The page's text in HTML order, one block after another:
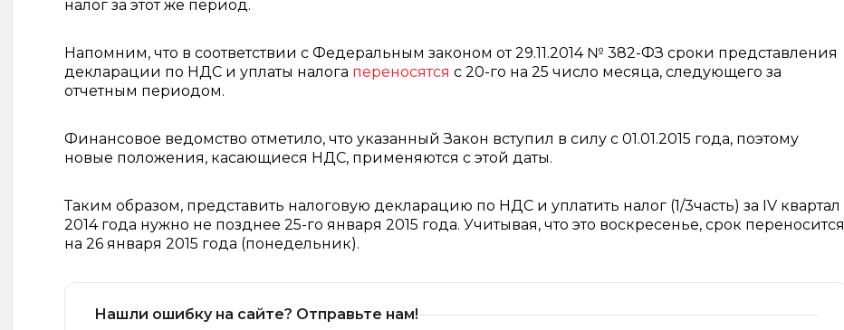
налог за этот же период.
Напомним, что в соответствии с Федеральным законом от 29.11.2014 № 382-ФЗ сроки представления
декларации по НДС и уплаты налога переносятся с 20-го на 25 число месяца, следующего за
отчетным периодом.
Финансовое ведомство отметило, что указанный Закон вступил в силу с 01.01.2015 года, поэтому
новые положения, касающиеся НДС, применяются с этой даты.
Таким образом, представить налоговую декларацию по НДС и уплатить налог (1/3часть) за IV квартал
2014 года нужно не позднее 25-го января 2015 года. Учитывая, что это воскресенье, срок переносится
на 26 января 2015 года (понедельник).
Нашли ошибку на сайте? Отправьте нам!